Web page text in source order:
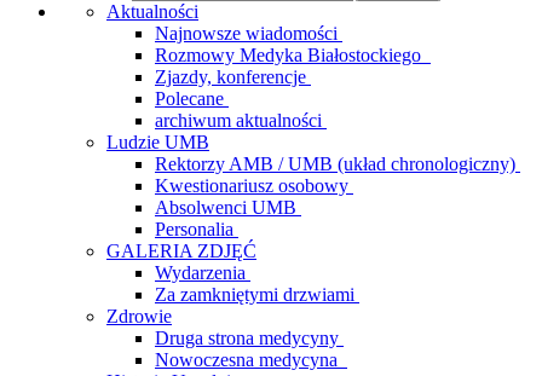
Aktualności
Najnowsze wiadomości
Rozmowy Medyka Białostockiego
Zjazdy, konferencje
Polecane
archiwum aktualności
Ludzie UMB
Rektorzy AMB / UMB (układ chronologiczny)
Kwestionariusz osobowy
Absolwenci UMB
Personalia
GALERIA ZDJĘĆ
Wydarzenia
Za zamkniętymi drzwiami
Zdrowie
Druga strona medycyny
Nowoczesna medycyna